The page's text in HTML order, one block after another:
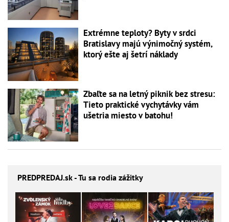
Extrémne teploty? Byty v srdci
Bratislavy majú výnimočný systém,
ktorý ešte aj šetrí náklady
Zbaľte sa na letný piknik bez stresu:
Tieto praktické vychytávky vám
ušetria miesto v batohu!
PREDPREDAJ.sk - Tu sa rodia zážitky